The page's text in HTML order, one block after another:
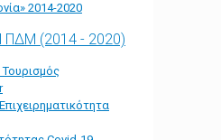
2014-2020
ΠΔΜ (2014 - 2020)